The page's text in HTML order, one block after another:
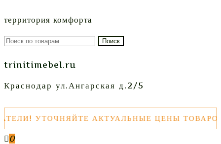
территория комфорта
Искать: Поиск
trinitimebel.ru
Краснодар ул.Ангарская д.2/5
УТОЧНЯЙТЕ АКТУАЛЬНЫЕ ЦЕНЫ ТОВАРОВ
0